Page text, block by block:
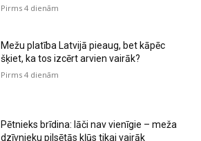
Pirms 4 dienām
Mežu platība Latvijā pieaug, bet kāpēc
šķiet, ka tos izcērt arvien vairāk?
Pirms 4 dienām
Pētnieks brīdina: lāči nav vienīgie – meža
dzīvnieku pilsētās kļūs tikai vairāk